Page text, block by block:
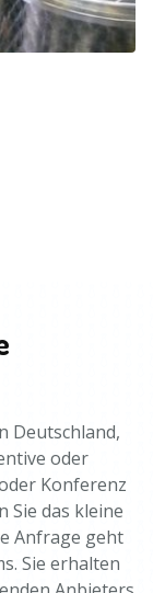
Deutschland,
oder
Konferenz
Sie das kleine
Anfrage geht
Sie erhalten